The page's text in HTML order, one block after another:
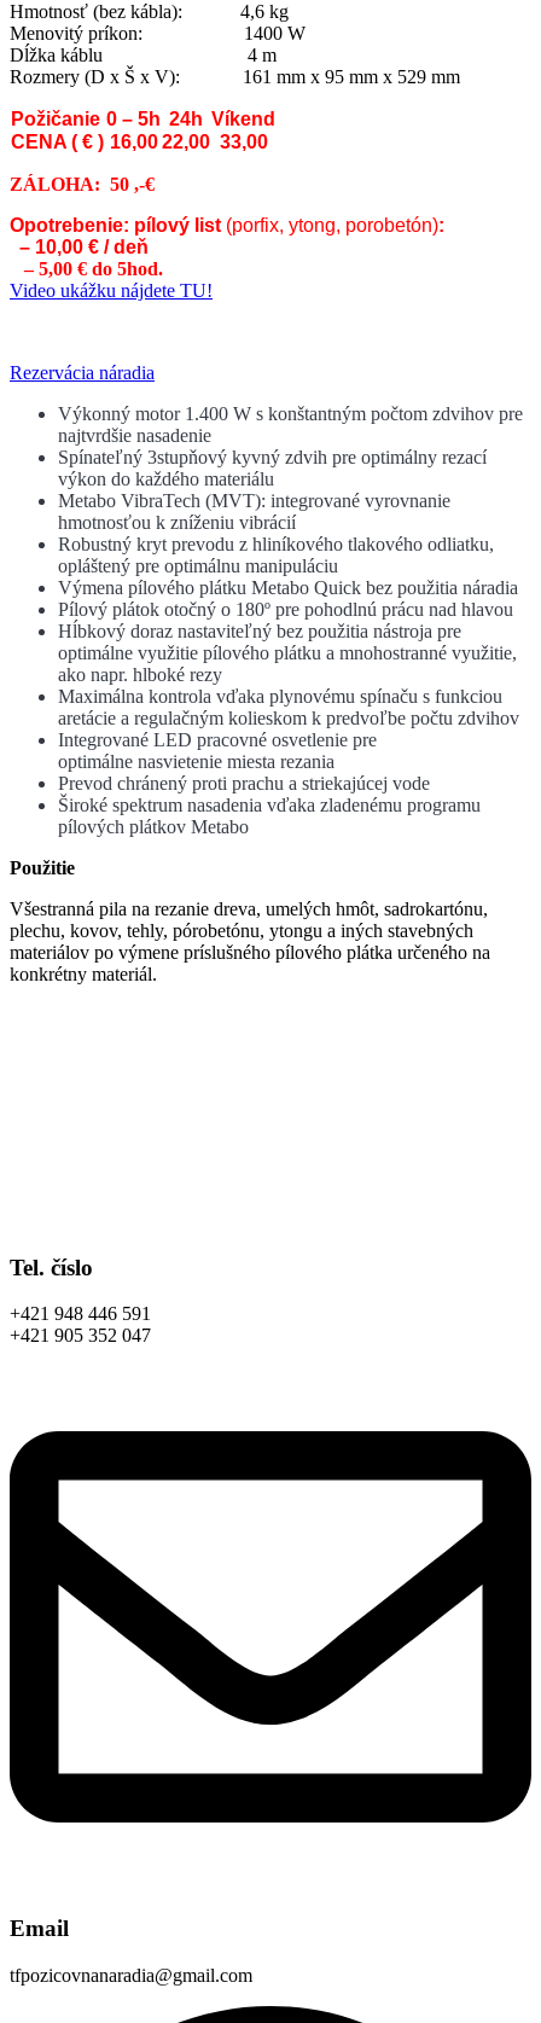
Hmotnosť (bez kábla): 4,6 kg
Menovitý príkon: 1400 W
Dĺžka káblu 4 m
Rozmery (D x Š x V): 161 mm x 95 mm x 529 mm
Požičanie 0 – 5h 24h Víkend
CENA ( € ) 16,00 22,00 33,00
ZÁLOHA: 50 ,-€
Opotrebenie: pílový list (porfix, ytong, porobetón):
– 10,00 € / deň
–– 5,00 € do 5hod.
Video ukážku nájdete TU!
Rezervácia náradia
Výkonný motor 1.400 W s konštantným počtom zdvihov pre
najtvrdšie nasadenie
Spínateľný 3stupňový kyvný zdvih pre optimálny rezací
výkon do každého materiálu
Metabo VibraTech (MVT): integrované vyrovnanie
hmotnosťou k zníženiu vibrácií
Robustný kryt prevodu z hliníkového tlakového odliatku,
opláštený pre optimálnu manipuláciu
Výmena pílového plátku Metabo Quick bez použitia náradia
Pílový plátok otočný o 180º pre pohodlnú prácu nad hlavou
Hĺbkový doraz nastaviteľný bez použitia nástroja pre
optimálne využitie pílového plátku a mnohostranné využitie,
ako napr. hlboké rezy
Maximálna kontrola vďaka plynovému spínaču s funkciou
aretácie a regulačným kolieskom k predvoľbe počtu zdvihov
Integrované LED pracovné osvetlenie pre
optimálne nasvietenie miesta rezania
Prevod chránený proti prachu a striekajúcej vode
Široké spektrum nasadenia vďaka zladenému programu
pílových plátkov Metabo
Použitie
Všestranná pila na rezanie dreva, umelých hmôt, sadrokartónu,
plechu, kovov, tehly, pórobetónu, ytongu a iných stavebných
materiálov po výmene príslušného pílového plátka určeného na
konkrétny materiál.
Tel. číslo
+421 948 446 591
+421 905 352 047
Email
tfpozicovnanaradia@gmail.com